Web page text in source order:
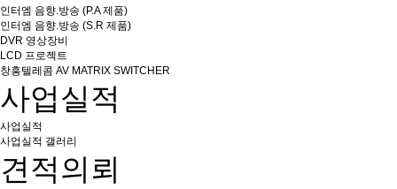
인터엠 음향.방송 (P.A 제품)
인터엠 음향.방송 (S.R 제품)
DVR 영상장비
LCD 프로젝트
창흥텔레콤 AV MATRIX SWITCHER
사업실적
사업실적
사업실적 갤러리
견적의뢰